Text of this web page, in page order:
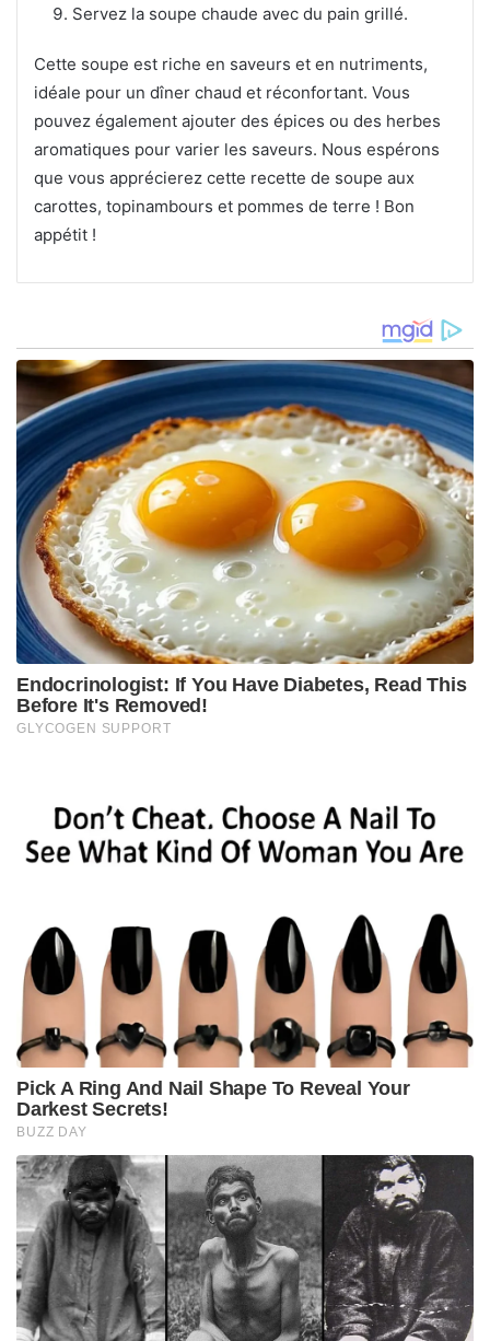
Servez la soupe chaude avec du pain grillé.
Cette soupe est riche en saveurs et en nutriments,
idéale pour un dîner chaud et réconfortant. Vous
pouvez également ajouter des épices ou des herbes
aromatiques pour varier les saveurs. Nous espérons
que vous apprécierez cette recette de soupe aux
carottes, topinambours et pommes de terre ! Bon
appétit !